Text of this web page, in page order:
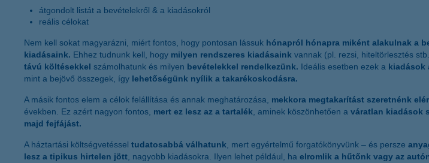
átgondolt listát a bevételekről & a kiadásokról
reális célokat
Nem kell sokat magyarázni, miért fontos, hogy pontosan lássuk hónapról hónapra miként alakulnak a
kiadásaink. Ehhez tudnunk kell, hogy milyen rendszeres kiadásaink vannak (pl. rezsi, hiteltörlesztés
távú költésekkel számolhatunk és milyen bevételekkel rendelkezünk. Ideális esetben ezek a kiadások
mint a bejövő összegek, így lehetőségünk nyílik a takarékoskodásra.
A másik fontos elem a célok felállítása és annak meghatározása, mekkora megtakarítást szeretnénk
években. Ez azért nagyon fontos, mert ez lesz az a tartalék, aminek köszönhetően a váratlan kiadások
majd fejfájást.
A háztartási költségvetéssel tudatosabbá válhatunk, mert egyértelmű forgatókönyvünk – és persze
lesz a tipikus hirtelen jött, nagyobb kiadásokra. Ilyen lehet például, ha elromlik a hűtőnk vagy az